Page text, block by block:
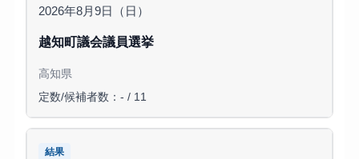
2026年8月9日（日）
越知町議会議員選挙
高知県
定数/候補者数：- / 11
結果